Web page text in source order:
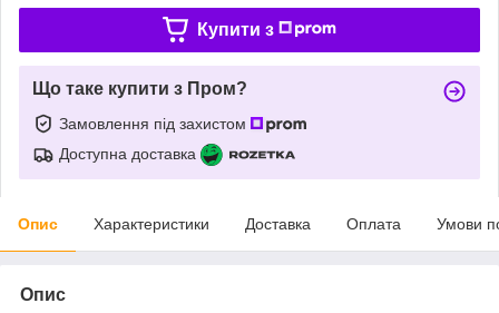
Купити з
Що таке купити з Пром?
Замовлення під захистом
Доступна доставка
Опис Характеристики Доставка Оплата Умови
Опис